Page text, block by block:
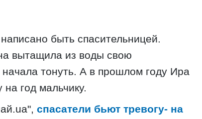
быть спасительницей.
вытащила из воды свою
начала тонуть. А в прошлом году Ира
год мальчику.
спасатели бьют тревогу- на